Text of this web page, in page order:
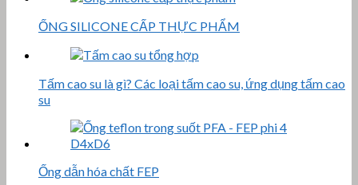
ỐNG SILICONE CẤP THỰC PHẨM
Tấm cao su là gì? Các loại tấm cao su, ứng dụng tấm cao
su
Ống dẫn hóa chất FEP